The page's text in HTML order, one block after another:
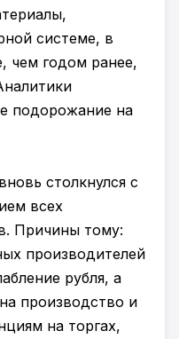
системе, в
чем годом ранее,
подорожание на
столкнулся с
всех
Причины тому:
производителей
рубля, а
производство и
на торгах,